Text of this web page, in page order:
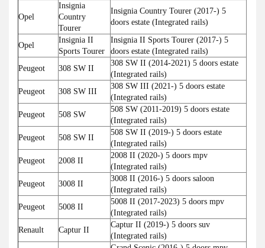
Opel
Insignia
Country
Tourer
Insignia Country Tourer (2017-) 5
doors estate (Integrated rails)
Opel
Insignia II
Sports Tourer
Insignia II Sports Tourer (2017-) 5
doors estate (Integrated rails)
Peugeot
308 SW II
308 SW II (2014-2021) 5 doors estate
(Integrated rails)
Peugeot
308 SW III
308 SW III (2021-) 5 doors estate
(Integrated rails)
Peugeot
508 SW
508 SW (2011-2019) 5 doors estate
(Integrated rails)
Peugeot
508 SW II
508 SW II (2019-) 5 doors estate
(Integrated rails)
Peugeot
2008 II
2008 II (2020-) 5 doors mpv
(Integrated rails)
Peugeot
3008 II
3008 II (2016-) 5 doors saloon
(Integrated rails)
Peugeot
5008 II
5008 II (2017-2023) 5 doors mpv
(Integrated rails)
Renault
Captur II
Captur II (2019-) 5 doors suv
(Integrated rails)